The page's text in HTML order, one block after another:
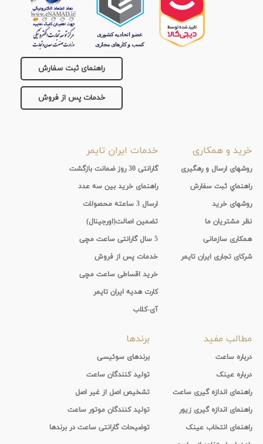
راهنمای ثبت سفارش
خدمات پس از فروش
خرید و همکاری
روشهای ارسال و رهگیری
راهنماي ثبت سفارش
روشهای خرید
نظر مشتریان ما
همکاری سازمانی
شرکای تجاری ایران تایمر
خدمات ایران تایمر
گارانتی 30 روز ضمانت بازگشت
راهنمای خرید بین سه عدد
ارسال 3 ساعته محصولات
تضمین اصالت(اورجینال)
5 سال گارانتی ساعت مچی
خدمات پس از فروش
خرید اقساطی ساعت مچی
کارت هدیه ایران تایمر
آی-کلاب
مطالب مفید
درباره ساعت
درباره عینک
راهنمای اندازه گیری ساعت
راهنمای اندازه گیری زیور
راهنمای انتخاب عینک
برندها
برندهای سوئیسی
تولید کنندگان ساعت
تشخیص اصل از غیر اصل
تولید کنندگان موتور ساعت
توضیحات گارانتی ساعت در برندها